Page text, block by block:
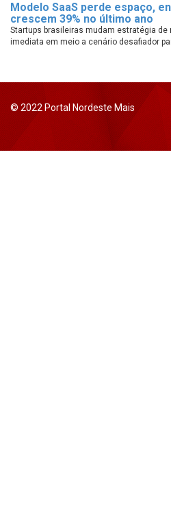
Modelo SaaS perde espaço,
crescem 39% no último ano
Startups brasileiras mudam estratégia
imediata em meio a cenário desafiador
© 2022 Portal Nordeste Mais